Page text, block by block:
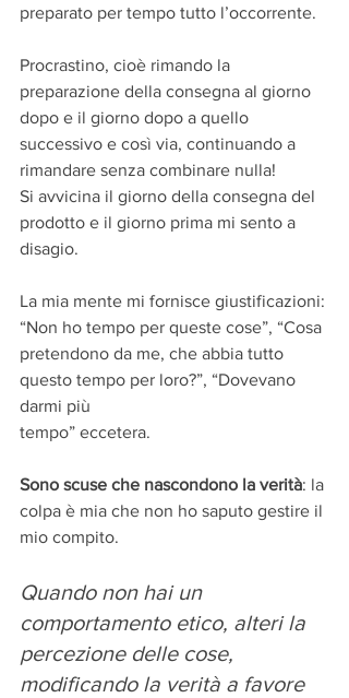
preparato per tempo tutto l’occorrente.
Procrastino, cioè rimando la
preparazione della consegna al giorno
dopo e il giorno dopo a quello
successivo e così via, continuando a
rimandare senza combinare nulla!
Si avvicina il giorno della consegna del
prodotto e il giorno prima mi sento a
disagio.
La mia mente mi fornisce giustificazioni:
“Non ho tempo per queste cose”, “Cosa
pretendono da me, che abbia tutto
questo tempo per loro?”, “Dovevano
darmi più
tempo” eccetera.
Sono scuse che nascondono la verità: la
colpa è mia che non ho saputo gestire il
mio compito.
Quando non hai un
comportamento etico, alteri la
percezione delle cose,
modificando la verità a favore